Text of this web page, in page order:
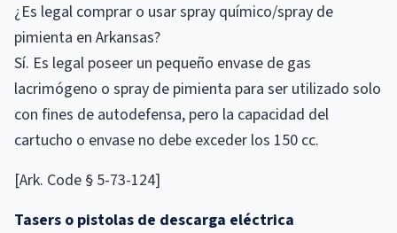
¿Es legal comprar o usar spray químico/spray de
pimienta en Arkansas?
Sí. Es legal poseer un pequeño envase de gas
lacrimógeno o spray de pimienta para ser utilizado solo
con fines de autodefensa, pero la capacidad del
cartucho o envase no debe exceder los 150 cc.
[Ark. Code § 5-73-124]
Tasers o pistolas de descarga eléctrica